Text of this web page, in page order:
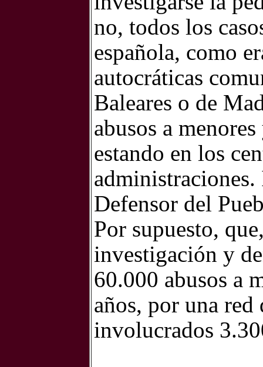
no, todos los
española, como
autocráticas
Baleares o de
abusos a
estando en los
Defensor del
Por supuesto,
investigación y
60.000 abusos a
años, por una
involucrados